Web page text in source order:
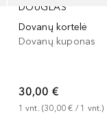
DOUGLAS
Dovanų kortelė
Dovanų kuponas
30,00 €
1 vnt. (30,00 € / 1 vnt.)